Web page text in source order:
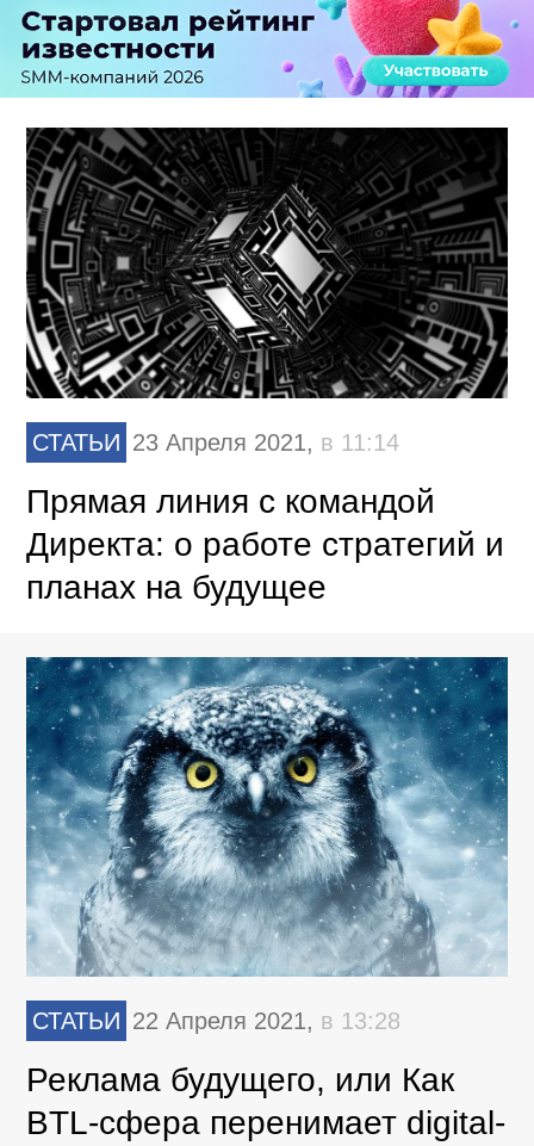
СТАТЬИ 23 Апреля 2021, в 11:14
Прямая линия с командой
Директа: о работе стратегий и
планах на будущее
СТАТЬИ 22 Апреля 2021, в 13:28
Реклама будущего, или Как
BTL-сфера перенимает digital-